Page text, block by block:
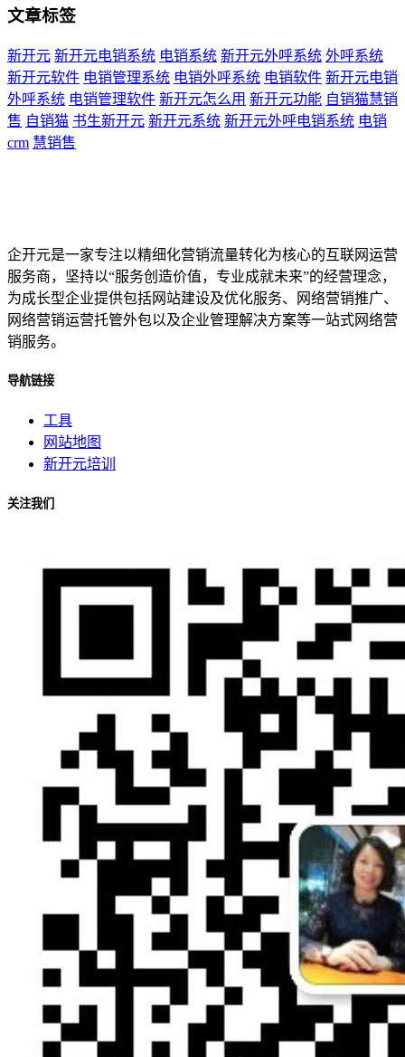
文章标签
新开元 新开元电销系统 电销系统 新开元外呼系统 外呼系统
新开元软件 电销管理系统 电销外呼系统 电销软件 新开元电销
外呼系统 电销管理软件 新开元怎么用 新开元功能 自销猫慧销
售 自销猫 书生新开元 新开元系统 新开元外呼电销系统 电销
crm 慧销售
企开元是一家专注以精细化营销流量转化为核心的互联网运营
服务商，坚持以“服务创造价值，专业成就未来”的经营理念，
为成长型企业提供包括网站建设及优化服务、网络营销推广、
网络营销运营托管外包以及企业管理解决方案等一站式网络营
销服务。
导航链接
工具
网站地图
新开元培训
关注我们